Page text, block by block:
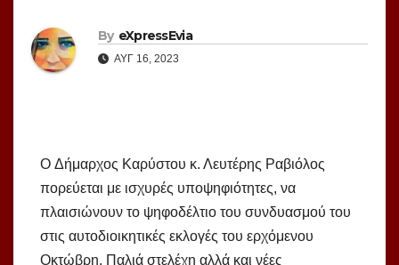
By eXpressEvia
ΑΥΓ 16, 2023
O Δήμαρχος Καρύστου κ. Λευτέρης Ραβιόλος
πορεύεται με ισχυρές υποψηφιότητες, να
πλαισιώνουν το ψηφοδέλτιο του συνδυασμού του
στις αυτοδιοικητικές εκλογές του ερχόμενου
Οκτώβρη. Παλιά στελέχη αλλά και νέες